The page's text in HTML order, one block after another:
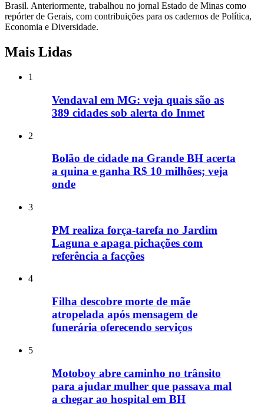
Brasil. Anteriormente, trabalhou no jornal Estado de Minas como
repórter de Gerais, com contribuições para os cadernos de Política,
Economia e Diversidade.
Mais Lidas
1
Vendaval em MG: veja quais são as
389 cidades sob alerta do Inmet
2
Bolão de cidade na Grande BH acerta
a quina e ganha R$ 10 milhões; veja
onde
3
PM realiza força-tarefa no Jardim
Laguna e apaga pichações com
referência a facções
4
Filha descobre morte de mãe
atropelada após mensagem de
funerária oferecendo serviços
5
Motoboy abre caminho no trânsito
para ajudar mulher que passava mal
a chegar ao hospital em BH